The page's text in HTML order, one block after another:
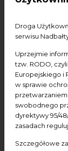
Droga
serwisu
Uprzejmie
tzw. RODO,
Europejskiego i
w sprawie
swobodnego
dyrektywy 95/
zasadach
Szczegółowe
Przedmiotem
edukacji
edukacyjną o
elementy
Prace
trzech haseł
Słowniku
Pomorskie